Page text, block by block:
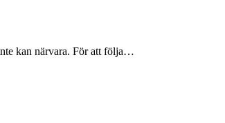
kan närvara. För att följa…